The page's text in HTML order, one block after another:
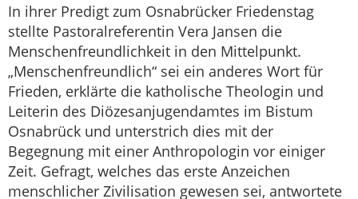
In ihrer Predigt zum Osnabrücker Friedenstag
stellte Pastoralreferentin Vera Jansen die
Menschenfreundlichkeit in den Mittelpunkt.
„Menschenfreundlich“ sei ein anderes Wort für
Frieden, erklärte die katholische Theologin und
Leiterin des Diözesanjugendamtes im Bistum
Osnabrück und unterstrich dies mit der
Begegnung mit einer Anthropologin vor einiger
Zeit. Gefragt, welches das erste Anzeichen
menschlicher Zivilisation gewesen sei, antwortete